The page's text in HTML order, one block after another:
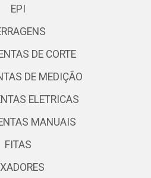
EPI
DE CORTE
DE MEDIÇÃO
ELETRICAS
MANUAIS
FITAS